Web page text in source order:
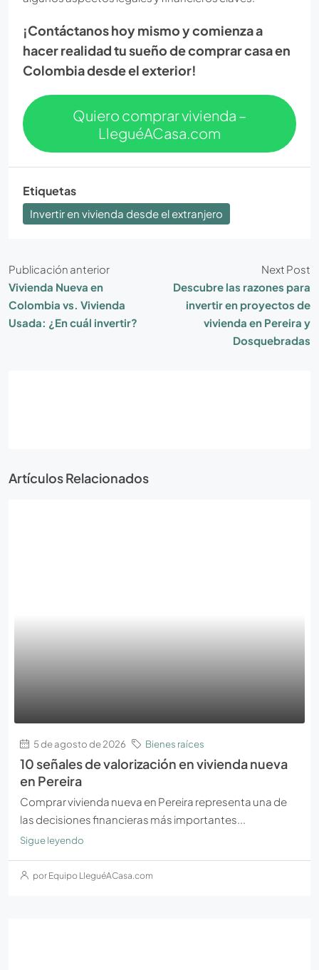
¡Contáctanos hoy mismo y comienza a
hacer realidad tu sueño de comprar casa en
Colombia desde el exterior!
Quiero comprar vivienda –
LleguéACasa.com
Etiquetas
Invertir en vivienda desde el extranjero
Publicación anterior
Vivienda Nueva en
Colombia vs. Vivienda
Usada: ¿En cuál invertir?
Next Post
Descubre las razones para
invertir en proyectos de
vivienda en Pereira y
Dosquebradas
Artículos Relacionados
5 de agosto de 2026 Bienes raíces
10 señales de valorización en vivienda nueva
en Pereira
Comprar vivienda nueva en Pereira representa una de
las decisiones financieras más importantes...
Sigue leyendo
por Equipo LleguéACasa.com